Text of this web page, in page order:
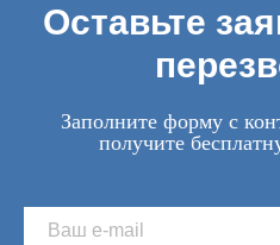
Оставьте
Заполните форму с
получите